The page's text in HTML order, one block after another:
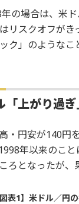
の場合は、米
リスクオフが
ク」のようなこ
「上がり過
・円安が140円
年以来のこ
ろとなったが、
図表1】米ドル／円